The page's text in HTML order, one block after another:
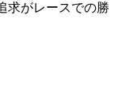
求がレースでの勝